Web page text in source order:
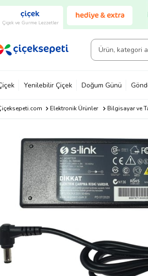
Çiçek ve Gurme Lezzetler
Yenilebilir Çiçek Doğum Günü
Elektronik Ürünler Bilgisayar ve